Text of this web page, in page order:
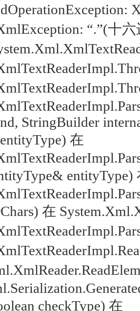
“.”(十
StringBuilder
在
entityType)
在
checkType) 在